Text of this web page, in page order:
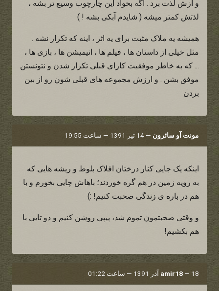
و ازش لذت برد . اگه بخواد این چارچوب وسیع تر بشه ،
لذتش کمتر میشه ( شایدم آبکی بشه ! )
همیشه یه ملاک مثبت برای یه اثر ، اینه که تکرار نشه .
مثل خیلی از داستان ها ، فیلم ها ، انیمیشن ها ، بازی ها ،
... که به خاطر موفقیت کارای قبلی تکرار شدن و نتونستن
موفق بشن . و ارزش مجموعه های قبلی شون رو از بین
بردن
مونت آو سائرون — 14 تیر 1391 — ساعت 19:55
اینکه یک جایی کنار درختان افلاک بلوط و ریشه هایی که
به رویه زمین در هم گره خوردند؛ باهاش چایی بخورم و با
هم در باره ی زندگی صحبت کنیم! :)
و وقتی صحبتمون تموم شد، پیپی روشن کنیم و دو تایی با
هم بکشیم!
amir18 — 18 آذر 1391 — ساعت 01:22